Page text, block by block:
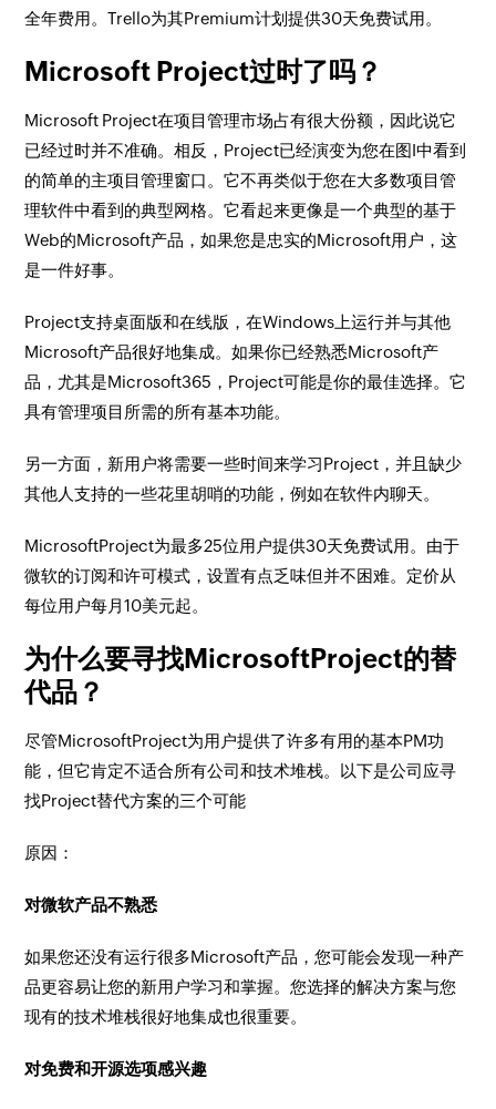
全年费用。Trello为其Premium计划提供30天免费试用。
Microsoft Project过时了吗？
Microsoft Project在项目管理市场占有很大份额，因此说它
已经过时并不准确。相反，Project已经演变为您在图I中看到
的简单的主项目管理窗口。它不再类似于您在大多数项目管
理软件中看到的典型网格。它看起来更像是一个典型的基于
Web的Microsoft产品，如果您是忠实的Microsoft用户，这
是一件好事。
Project支持桌面版和在线版，在Windows上运行并与其他
Microsoft产品很好地集成。如果你已经熟悉Microsoft产
品，尤其是Microsoft365，Project可能是你的最佳选择。它
具有管理项目所需的所有基本功能。
另一方面，新用户将需要一些时间来学习Project，并且缺少
其他人支持的一些花里胡哨的功能，例如在软件内聊天。
MicrosoftProject为最多25位用户提供30天免费试用。由于
微软的订阅和许可模式，设置有点乏味但并不困难。定价从
每位用户每月10美元起。
为什么要寻找MicrosoftProject的替
代品？
尽管MicrosoftProject为用户提供了许多有用的基本PM功
能，但它肯定不适合所有公司和技术堆栈。以下是公司应寻
找Project替代方案的三个可能
原因：
对微软产品不熟悉
如果您还没有运行很多Microsoft产品，您可能会发现一种产
品更容易让您的新用户学习和掌握。您选择的解决方案与您
现有的技术堆栈很好地集成也很重要。
对免费和开源选项感兴趣